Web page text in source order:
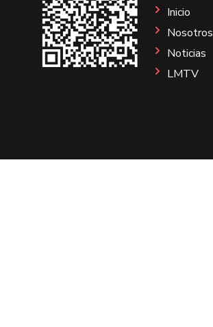
Inicio
Nosotros
Noticias
LMTV